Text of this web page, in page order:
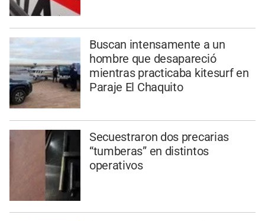
Buscan intensamente a un
hombre que desapareció
mientras practicaba kitesurf en
Paraje El Chaquito
Secuestraron dos precarias
“tumberas” en distintos
operativos